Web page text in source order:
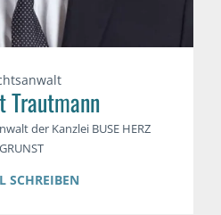
Trautmann
der Kanzlei BUSE HERZ
GRUNST
SCHREIBEN